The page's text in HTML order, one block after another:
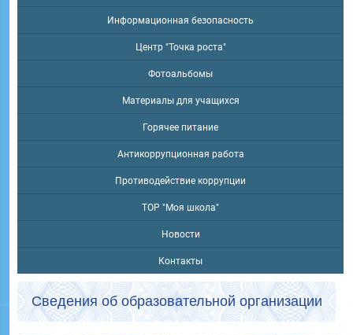
Информационная безопасность
Центр "Точка роста"
Фотоальбомы
Материалы для учащихся
Горячее питание
Антикоррупционная работа
Противодействие коррупции
ТОР "Моя школа"
Новости
Контакты
Сведения об образовательной организации